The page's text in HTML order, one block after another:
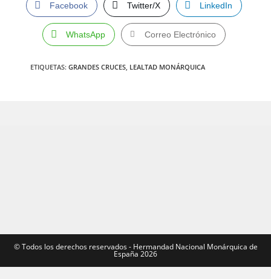
Facebook Twitter/X LinkedIn
WhatsApp Correo Electrónico
ETIQUETAS: GRANDES CRUCES, LEALTAD MONÁRQUICA
©️ Todos los derechos reservados - Hermandad Nacional Monárquica de
España 2026